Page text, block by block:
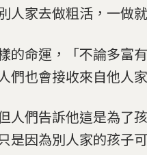
人家去做粗活，一做
的命運，「不論多富
們也會接收來自他人
人們告訴他這是為了
是因為別人家的孩子